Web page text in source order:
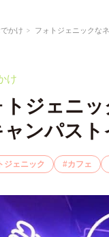
かけ フォトジェニックな
け
トジェニ
ャンパス
ジェニック カフェ